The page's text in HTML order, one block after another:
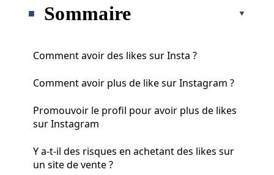
Sommaire
Comment avoir des likes sur Insta ?
Comment avoir plus de like sur Instagram ?
Promouvoir le profil pour avoir plus de likes
sur Instagram
Y a-t-il des risques en achetant des likes sur
un site de vente ?